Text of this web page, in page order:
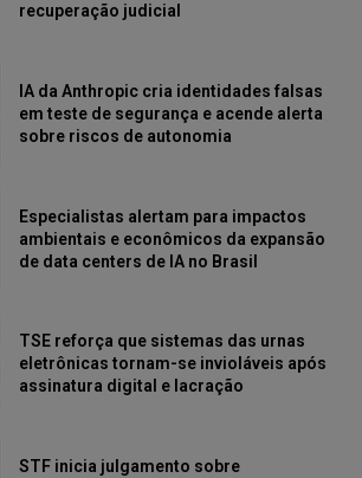
recuperação judicial
IA da Anthropic cria identidades falsas
em teste de segurança e acende alerta
sobre riscos de autonomia
Especialistas alertam para impactos
ambientais e econômicos da expansão
de data centers de IA no Brasil
TSE reforça que sistemas das urnas
eletrônicas tornam-se invioláveis após
assinatura digital e lacração
STF inicia julgamento sobre